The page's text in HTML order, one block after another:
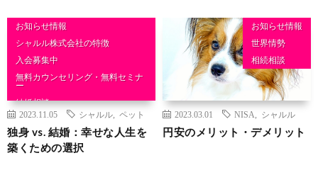
お知らせ情報
シャルル株式会社の特徴
入会募集中
無料カウンセリング・無料セミナ
ー
結婚相談
2023.11.05 シャルル ペット
独身 vs. 結婚：幸せな人生を
築くための選択
お知らせ情報
世界情勢
相続相談
2023.03.01 NISA シャルル
円安のメリット・デメリット